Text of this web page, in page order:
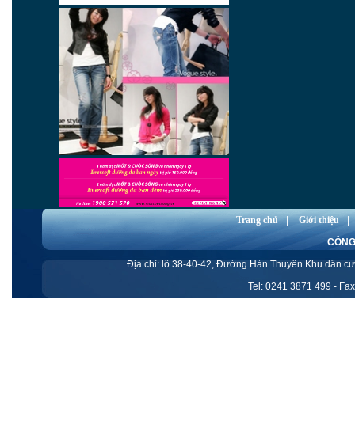
Trang chủ | Giới thiệu
|
Ðịa chỉ: lô 38-40-42, Đường Hàn Thuyên Khu dân
Tel: 0241 3871 499 -